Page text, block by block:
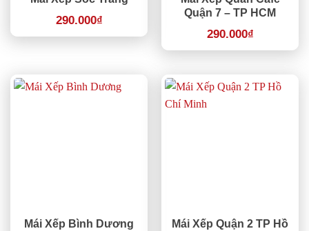
290.000₫
Quận 7 – TP HCM
290.000₫
Mái Xếp Bình Dương
Mái Xếp Quận 2 TP Hồ